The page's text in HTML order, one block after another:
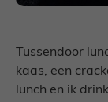
Tussendoor
kaas, een
lunch en ik